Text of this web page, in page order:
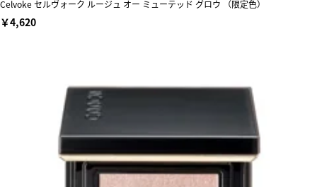
Celvoke セルヴォーク ルージュ オー ミューテッド グロウ （限定色）
￥4,620